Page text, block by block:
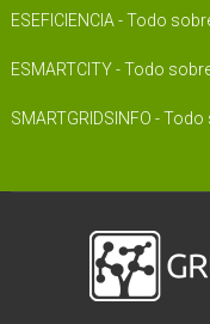
ESEFICIENCIA - Todo
ESMARTCITY - Todo
SMARTGRIDSINFO -